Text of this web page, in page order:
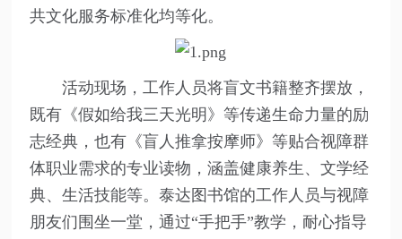
共文化服务标准化均等化。
活动现场，工作人员将盲文书籍整齐摆放，
既有《假如给我三天光明》等传递生命力量的励
志经典，也有《盲人推拿按摩师》等贴合视障群
体职业需求的专业读物，涵盖健康养生、文学经
典、生活技能等。泰达图书馆的工作人员与视障
朋友们围坐一堂，通过“手把手”教学，耐心指导